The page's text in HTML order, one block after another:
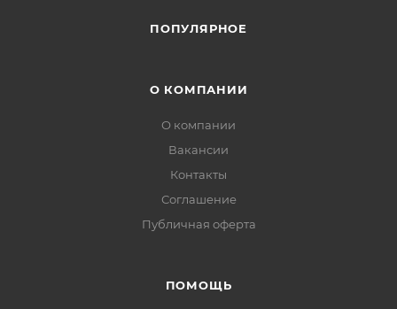
ПОПУЛЯРНОЕ
О КОМПАНИИ
О компании
Вакансии
Контакты
Соглашение
Публичная оферта
ПОМОЩЬ